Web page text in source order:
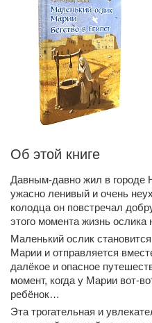
Об этой книге
Давным-давно жил в городе
ужасно ленивый и очень
колодца он повстречал
этого момента жизнь ослика
Маленький ослик
Марии и отправляется
далёкое и опасное
момент, когда у Марии вот-
ребёнок…
Эта трогательная и